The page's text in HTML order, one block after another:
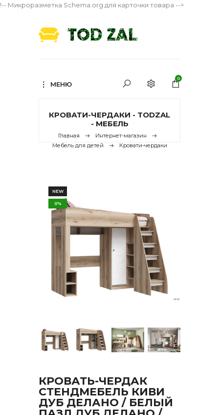
!-- Микроразметка Schema.org для карточки товара -->
МЕНЮ
0
КРОВАТИ-ЧЕРДАКИ - TODZAL
- МЕБЕЛЬ
Главная
Интернет-магазин
Мебель для детей
Кровати-чердаки
NEW
0%
КРОВАТЬ-ЧЕРДАК
СТЕНДМЕБЕЛЬ КИВИ
ДУБ ДЕЛАНО / БЕЛЫЙ